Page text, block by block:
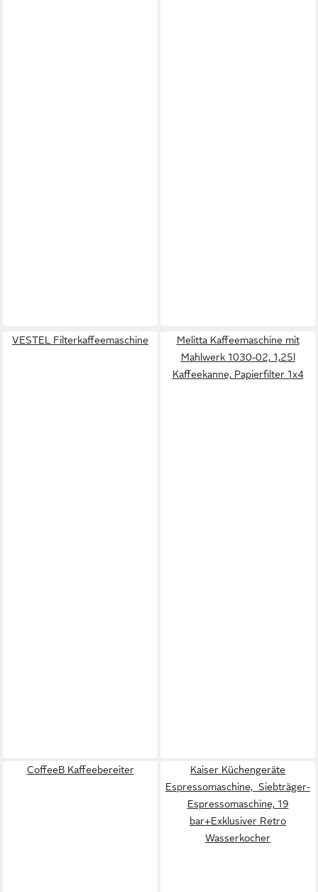
VESTEL Filterkaffeemaschine
Melitta Kaffeemaschine mit
Mahlwerk 1030-02, 1,25l
Kaffeekanne, Papierfilter 1x4
CoffeeB Kaffeebereiter
Kaiser Küchengeräte
Espressomaschine, Siebträger-
Espressomaschine, 19
bar+Exklusiver Retro
Wasserkocher